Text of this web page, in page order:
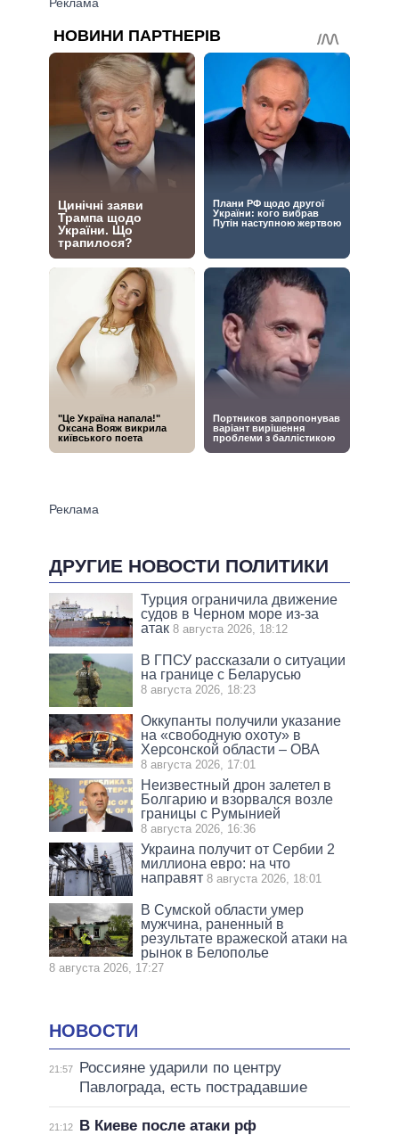
ДРУГИЕ НОВОСТИ ПОЛИТИКИ
Турция ограничила движение
судов в Черном море из-за
атак 8 августа 2026, 18:12
В ГПСУ рассказали о ситуации
на границе с Беларусью
8 августа 2026, 18:23
Оккупанты получили указание
на «свободную охоту» в
Херсонской области – ОВА
8 августа 2026, 17:01
Неизвестный дрон залетел в
Болгарию и взорвался возле
границы с Румынией
8 августа 2026, 16:36
Украина получит от Сербии 2
миллиона евро: на что
направят 8 августа 2026, 18:01
В Сумской области умер
мужчина, раненный в
результате вражеской атаки на
рынок в Белополье
8 августа 2026, 17:27
НОВОСТИ
21:57
Россияне ударили по центру
Павлограда, есть пострадавшие
21:12
В Киеве после атаки рф